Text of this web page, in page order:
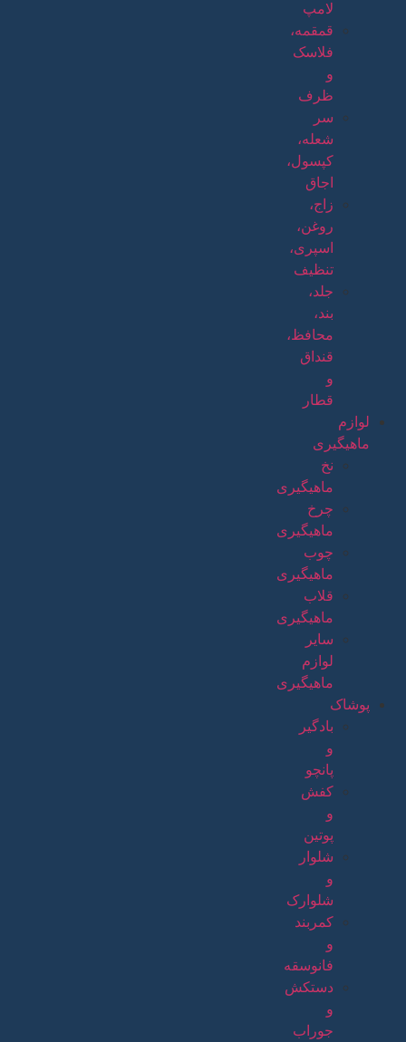
لامپ
قمقمه،
فلاسک
و
ظرف
سر
شعله،
کپسول،
اجاق
زاج،
روغن،
اسپری،
تنظیف
جلد،
بند،
محافظ،
قنداق
و
قطار
لوازم
ماهیگیری
نخ
ماهیگیری
چرخ
ماهیگیری
چوب
ماهیگیری
قلاب
ماهیگیری
سایر
لوازم
ماهیگیری
پوشاک
بادگیر
و
پانچو
کفش
و
پوتین
شلوار
و
شلوارک
کمربند
و
فانوسقه
دستکش
و
جوراب